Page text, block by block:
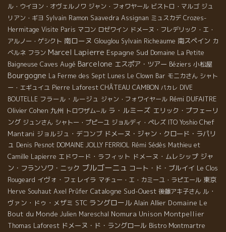
ル・ウイヨン・オヴェルノワ ジャン・フォワヤール ビストロ・マルゴ ジュ
リアン・ギヨ Sylvain Ramon Saavedra Assignan ミュスカデ Crozes-
Hermitage Visite Paris マコン ロゼワイン ドメーヌ・フレデリック・エ・
アルノー・ゲシクト 南ローヌ Glouglou Sylvain Richeaume 南スペイン カ
ベルネ フラン Marcel Lapierre Espagne Sud Domaine La Petite
Baigneuse Caves Augé Barcelone エスポア・ツアー Béziers 小松屋
Bourgogne La Ferme des Sept Lunes Le Clown Bar モニカさん シャト
ー・エギュイユ Pierre Laforest CHÂTEAU CAMBON パカレ DIVE
BOUTELLE フラール・ルージュ ジャン・フォワイヤール Rémi DUFAITRE
Olivier Cohen 九州 トロワザム−ル ラ・ルミーズ エリック・プフェーリ
ング ジュンさん シャトー・プピーユ ジョルディ・ペレズ ITO Yoshio Chef
Mantani ジョルジュ・デコンブ ドメーヌ・ジャン・クロード・ラパリ
ュ Denis Pesnot DOMAINE JOLLY FERRIOL Rémi Sédès Mathieu et
Camille Lapierre エドワード・ラフィット ドメーヌ・ムレシップ ジャ
ン・フランソワ・ニック ブルゴーニュ コート・ド・ブルイイ Le Clos
Rougeard イヴォ・フェレイラ マチュー・エ・カミーユ・ラピエール 東京
Herve Souhaut Axel Prüfer Catalogne Sud-Ouest 後藤アキ子さん ル・
ヴァン・ドゥ・メザミ STC ラングロール Alain Allier Domaine Le
Bout du Monde Julien Mareschal Nomura Unison Montpellier
Thomas Laforest ドメーヌ・ド・ラングロール Bistro Montmartre